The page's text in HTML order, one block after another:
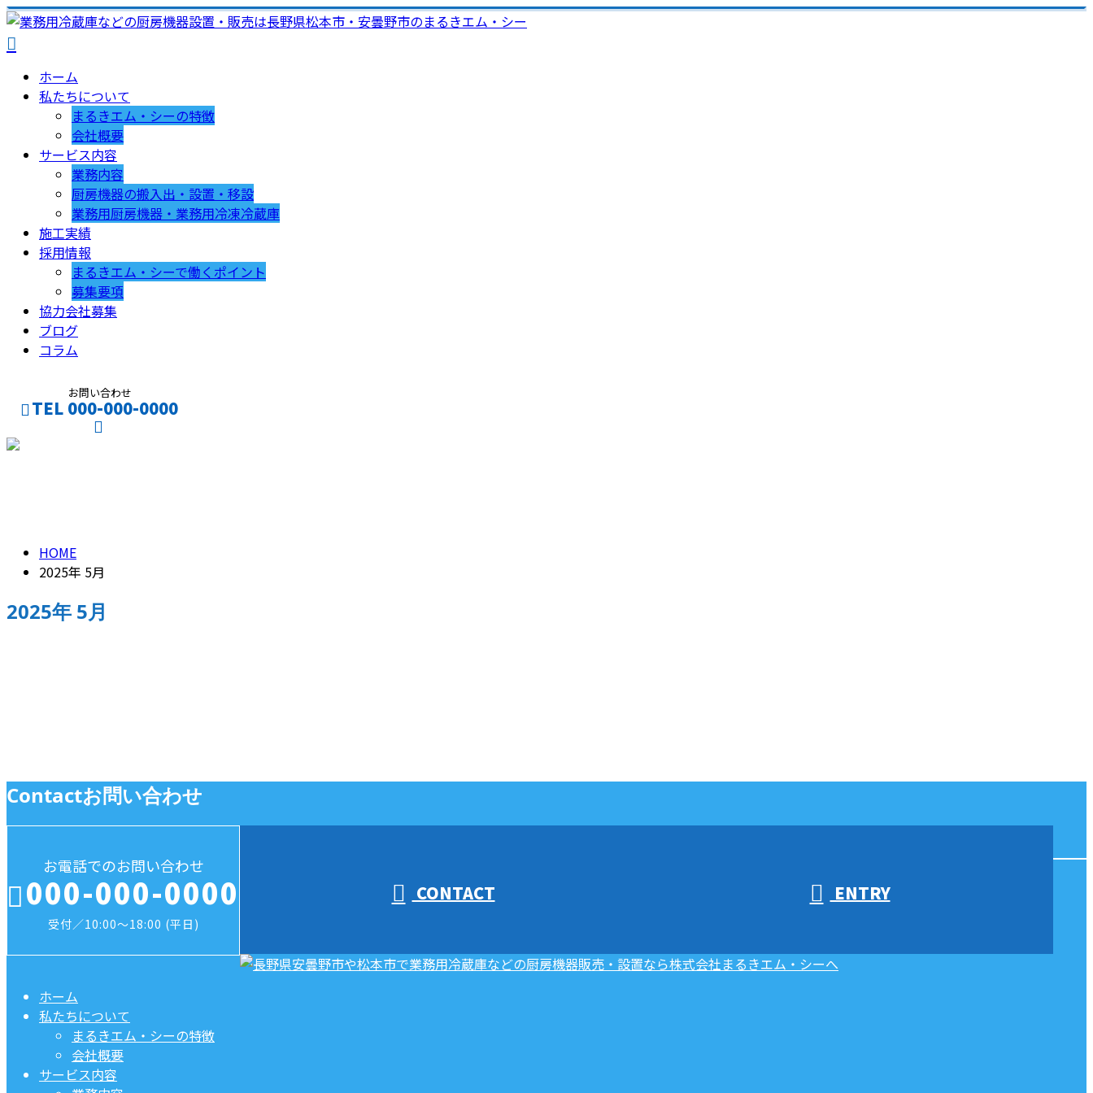
ホーム
私たちについて
まるきエム・シーの特徴
会社概要
サービス内容
業務内容
厨房機器の搬入出・設置・移設
業務用厨房機器・業務用冷凍冷蔵庫
施工実績
採用情報
まるきエム・シーで働くポイント
募集要項
協力会社募集
ブログ
コラム
お問い合わせ
TEL 000-000-0000
HOME
2025年 5月
2025年 5月
Contactお問い合わせ
お電話でのお問い合わせ
000-000-0000
受付／10:00～18:00 (平日)
CONTACT ENTRY
ホーム
私たちについて
まるきエム・シーの特徴
会社概要
サービス内容